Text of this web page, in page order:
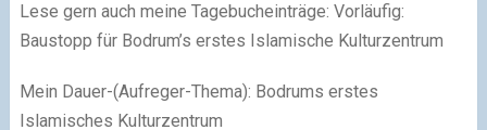
Lese gern auch meine Tagebucheinträge: Vorläufig:
Baustopp für Bodrum’s erstes Islamische Kulturzentrum
Mein Dauer-(Aufreger-Thema): Bodrums erstes
Islamisches Kulturzentrum